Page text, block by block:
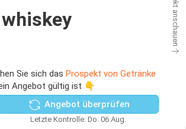
Sie sich das Prospekt von Getränke
Angebot gültig ist 👇
Angebot überprüfen
Letzte Kontrolle: Do. 06 Aug.